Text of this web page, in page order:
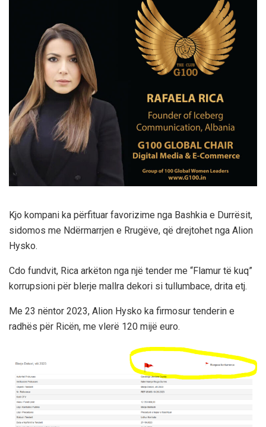
Kjo kompani ka përfituar favorizime nga Bashkia e Durrësit,
sidomos me Ndërmarrjen e Rrugëve, që drejtohet nga Alion
Hysko.
Cdo fundvit, Rica arkëton nga një tender me “Flamur të kuq”
korrupsioni për blerje mallra dekori si tullumbace, drita etj.
Me 23 nëntor 2023, Alion Hysko ka firmosur tenderin e
radhës për Ricën, me vlerë 120 mijë euro.